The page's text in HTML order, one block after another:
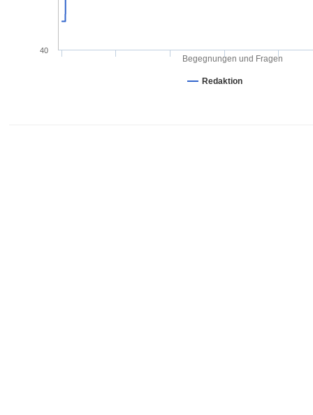
Begegnungen und Fragen
Redaktion
40